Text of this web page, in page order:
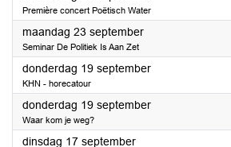
Première concert Poëtisch Water
maandag 23 september2024
Seminar De Politiek Is Aan Zet
donderdag 19 september2024
KHN - horecatour
donderdag 19 september2024
Waar kom je weg?
dinsdag 17 september2024